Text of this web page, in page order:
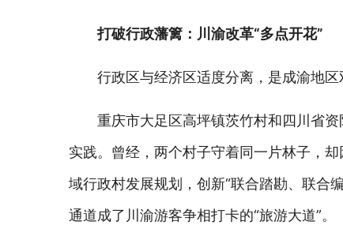
打破行政藩篱：川渝改革“多点开花”
行政区与经济区适度分离，是成渝地
重庆市大足区高坪镇茨竹村和四川省
实践。曾经，两个村子守着同一片林子，
域行政村发展规划，创新“联合踏勘、联合
通道成了川渝游客争相打卡的“旅游大道”。